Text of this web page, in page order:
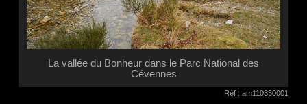
La vallée du Bonheur dans le Parc National des
Cévennes
Réf : am110330001